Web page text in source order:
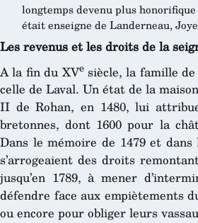
longtemps devenu plus
était enseigne de Landerneau,
Les revenus et les droits de la
A la fin du XVesiècle, la famille
celle de Laval. Un état de la
II de Rohan, en 1480, lui
bretonnes, dont 1600 pour la
Dans le mémoire de 1479 et
s’arrogeaient des droits
jusqu’en 1789, à mener
défendre face aux empiètements
ou encore pour obliger leurs